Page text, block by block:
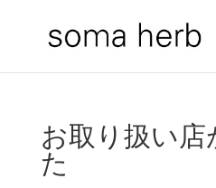
お取り扱い店
た